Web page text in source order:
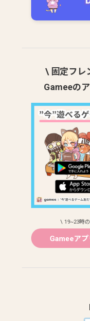
\ 固定フレ
Gameeの
\ 19~23時
Gameeア